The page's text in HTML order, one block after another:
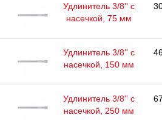
Удлинитель 3/8'' с
насечкой, 75 мм
Удлинитель 3/8'' с
насечкой, 150 мм
Удлинитель 3/8'' с
насечкой, 250 мм